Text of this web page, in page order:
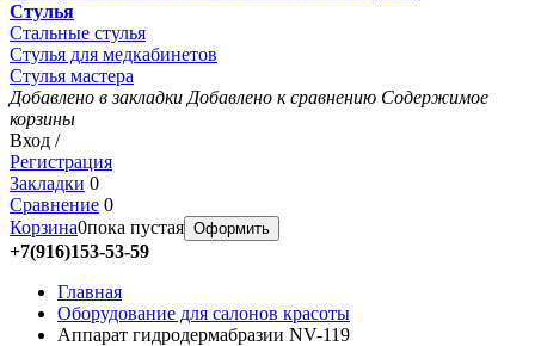
Стулья
Стальные стулья
Стулья для медкабинетов
Стулья мастера
Добавлено в закладки Добавлено к сравнению Содержимое
корзины
Вход /
Регистрация
Закладки 0
Сравнение 0
Корзина0пока пустая Оформить
+7(916)153-53-59
Главная
Оборудование для салонов красоты
Аппарат гидродермабразии NV-119